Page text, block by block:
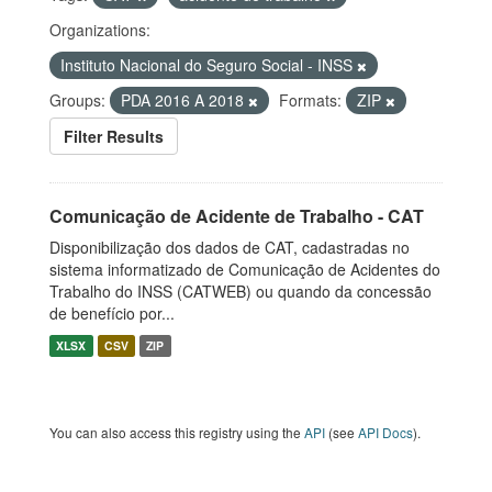
Organizations:
Instituto Nacional do Seguro Social - INSS
Groups:
PDA 2016 A 2018 Formats:
ZIP
Filter Results
Comunicação de Acidente de Trabalho - CAT
Disponibilização dos dados de CAT, cadastradas no
sistema informatizado de Comunicação de Acidentes do
Trabalho do INSS (CATWEB) ou quando da concessão
de benefício por...
XLSX CSV ZIP
You can also access this registry using the API (see API Docs).